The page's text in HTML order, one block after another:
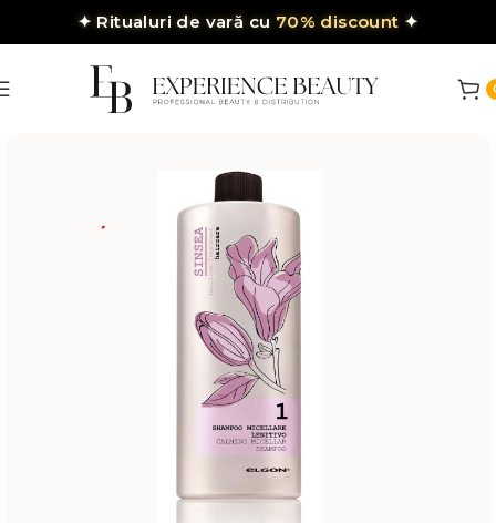
✦ Ritualuri de vară cu 70% discount ✦